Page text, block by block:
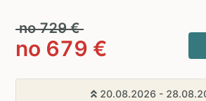
no729€
no 679 €
20.08.2026 -